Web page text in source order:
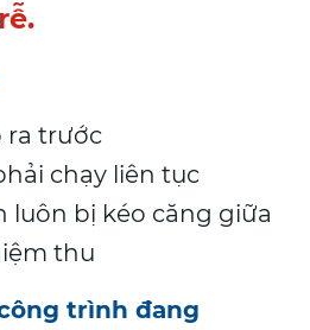
ra trước
chạy liên tục
luôn bị kéo căng giữa
thu
trình đang